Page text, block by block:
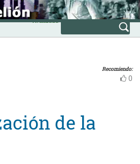
Avanzada
Recomiendo:
0
de la